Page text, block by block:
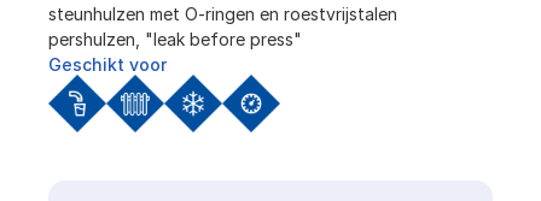
steunhulzen met O-ringen en roestvrijstalen
pershulzen, "leak before press"
Geschikt voor